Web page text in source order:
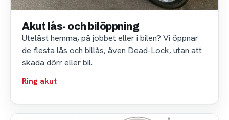
Akut lås- och bilöppning
Utelåst hemma, på jobbet eller i bilen? Vi öppnar
de flesta lås och billås, även Dead-Lock, utan att
skada dörr eller bil.
Ring akut